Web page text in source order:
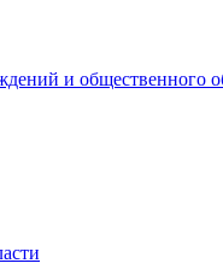
и общественного